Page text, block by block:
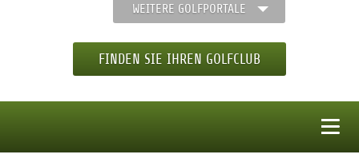
WEITERE GOLFPORTALE
FINDEN SIE IHREN GOLFCLUB